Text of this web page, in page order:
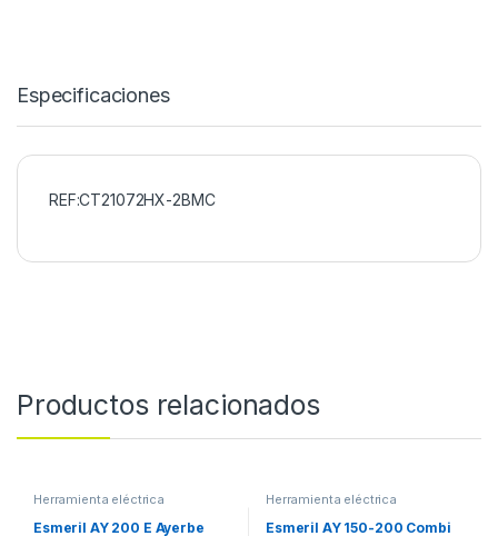
Especificaciones
REF:CT21072HX-2BMC
Productos relacionados
Herramienta eléctrica
Esmeril AY 200 E Ayerbe
Herramienta eléctrica
Esmeril AY 150-200 Combi